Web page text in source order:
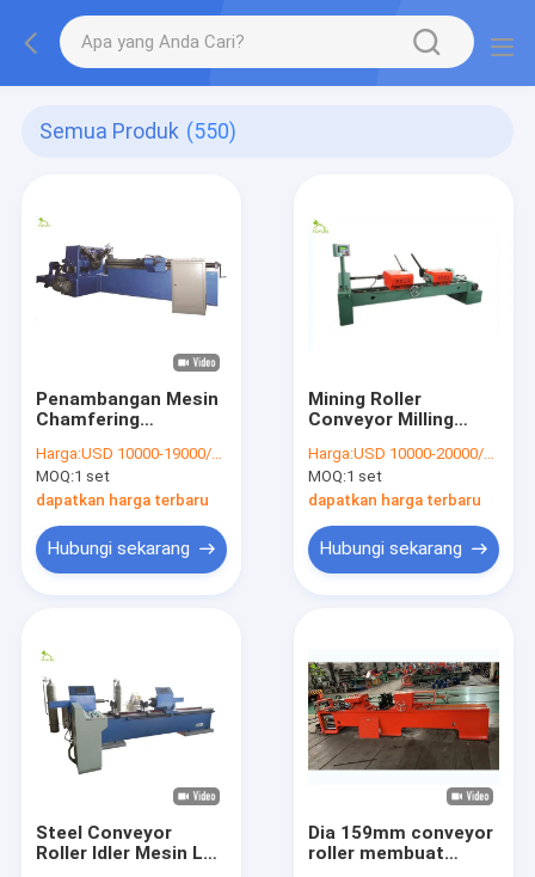
Semua Produk (550)
Penambangan Mesin
Chamfering
Roller Conveyor Dia
219mm
Harga:USD 10000-19000/SET
MOQ:1 set
dapatkan harga terbaru
Hubungi sekarang
Mining Roller
Conveyor Milling
Flattening Machine
Diameter 20mm
40mm
Harga:USD 10000-20000/SET
MOQ:1 set
dapatkan harga terbaru
Hubungi sekarang
Steel Conveyor
Roller Idler Mesin Las
Dia 159mm conveyor
roller membuat